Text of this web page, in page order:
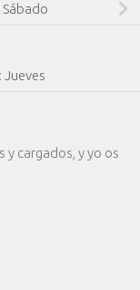
Jueves
cargados, y yo os